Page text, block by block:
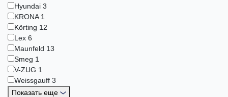
Hyundai 3
KRONA 1
Körting 12
Lex 6
Maunfeld 13
Smeg 1
V-ZUG 1
Weissgauff 3
Показать еще